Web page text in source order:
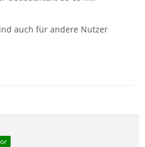
auch für andere Nutzer